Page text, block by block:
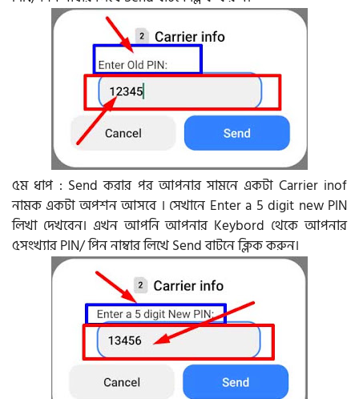
৫ম ধাপ : Send করার পর আপনার সামনে একটা Carrier inof
নামক একটা অপশন আসবে । সেখানে Enter a 5 digit new PIN
লিখা দেখবেন। এখন আপনি আপনার Keybord থেকে আপনার
৫সংখ্যার PIN/ পিন নাম্বার লিখে Send বাটনে ক্লিক করুন।